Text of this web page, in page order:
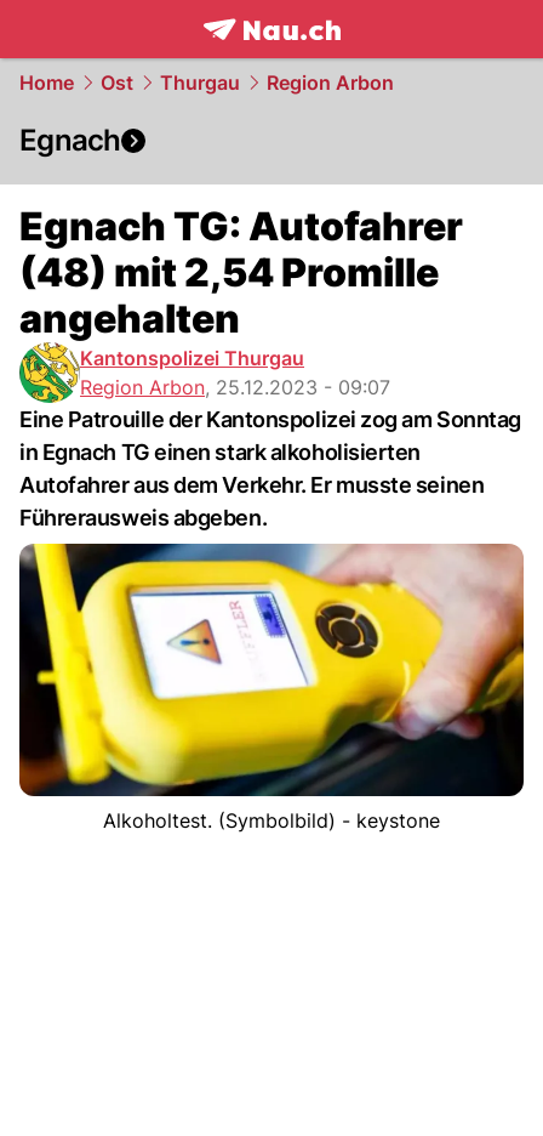
frontpage.NAU.ch
Home Ost Thurgau Region Arbon
Egnach
Egnach TG: Autofahrer
(48) mit 2,54 Promille
angehalten
Kantonspolizei Thurgau
Region Arbon, 25.12.2023 - 09:07
Eine Patrouille der Kantonspolizei zog am Sonntag
in Egnach TG einen stark alkoholisierten
Autofahrer aus dem Verkehr. Er musste seinen
Führerausweis abgeben.
Alkoholtest. (Symbolbild) - keystone